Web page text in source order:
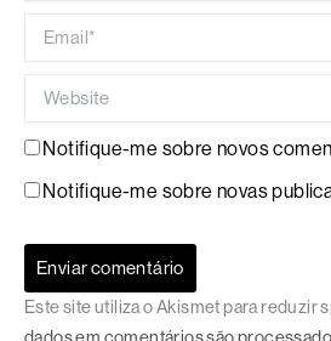
Notifique-me sobre novos
Notifique-me sobre novas
Este site utiliza o Akismet para reduzir
dados em comentários são